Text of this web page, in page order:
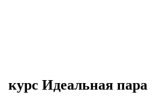
курс Идеальная пара